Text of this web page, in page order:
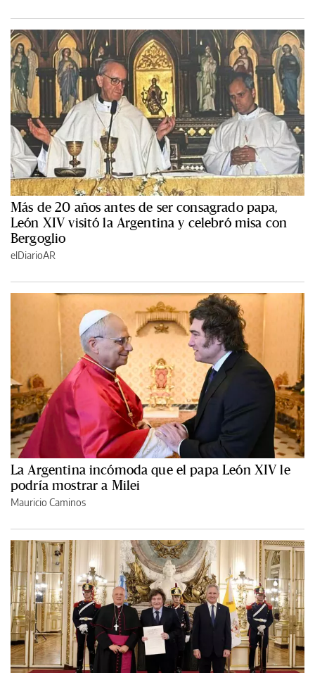
Más de 20 años antes de ser consagrado papa,
León XIV visitó la Argentina y celebró misa con
Bergoglio
elDiarioAR
La Argentina incómoda que el papa León XIV le
podría mostrar a Milei
Mauricio Caminos